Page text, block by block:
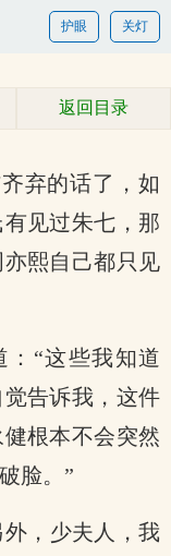
关灯
护眼
返回目录
弃的话了，如
见过朱七，那
熙自己都只见
“这些我知道
告诉我，这件
根本不会突然
脸。”
，少夫人，我